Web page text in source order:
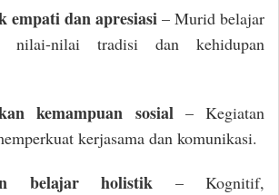
empati dan apresiasi – Murid belajar
nilai-nilai tradisi dan kehidupan
kemampuan sosial– Kegiatan
kerjasama dan komunikasi.
belajar holistik – Kognitif,